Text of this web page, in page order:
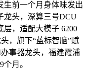
生前一个月身体味发出
龙头，深算三号DCU
，适配大模子 6200
，旗下“蓝标智脑”赋
事器龙头，福建霞浦
月。